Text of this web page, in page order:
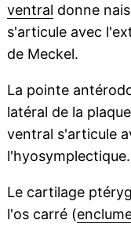
ventral donne
s'articule avec
de Meckel.
La pointe
latéral de la plaque
ventral s'articule
l'hyosymplectique.
Le cartilage
l'os carré (